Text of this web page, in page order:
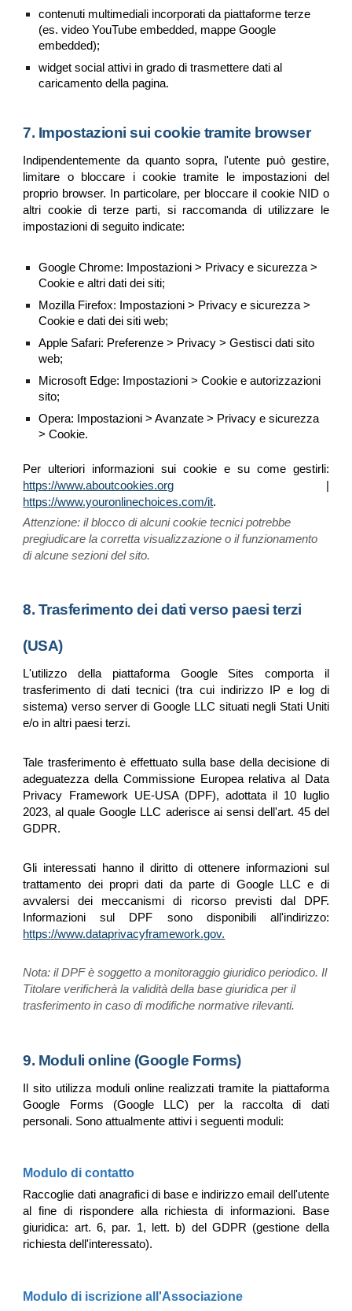
contenuti multimediali incorporati da piattaforme terze
(es. video YouTube embedded, mappe Google
embedded);
widget social attivi in grado di trasmettere dati al
caricamento della pagina.
7. Impostazioni sui cookie tramite browser
Indipendentemente da quanto sopra, l'utente può gestire,
limitare o bloccare i cookie tramite le impostazioni del
proprio browser. In particolare, per bloccare il cookie NID o
altri cookie di terze parti, si raccomanda di utilizzare le
impostazioni di seguito indicate:
Google Chrome: Impostazioni > Privacy e sicurezza >
Cookie e altri dati dei siti;
Mozilla Firefox: Impostazioni > Privacy e sicurezza >
Cookie e dati dei siti web;
Apple Safari: Preferenze > Privacy > Gestisci dati sito
web;
Microsoft Edge: Impostazioni > Cookie e autorizzazioni
sito;
Opera: Impostazioni > Avanzate > Privacy e sicurezza
> Cookie.
Per ulteriori informazioni sui cookie e su come gestirli:
https://www.aboutcookies.org
https://www.youronlinechoices.com/it.
Attenzione: il blocco di alcuni cookie tecnici potrebbe
pregiudicare la corretta visualizzazione o il funzionamento
di alcune sezioni del sito.
8. Trasferimento dei dati verso paesi terzi
(USA)
L'utilizzo della piattaforma Google Sites comporta il
trasferimento di dati tecnici (tra cui indirizzo IP e log di
sistema) verso server di Google LLC situati negli Stati Uniti
e/o in altri paesi terzi.
Tale trasferimento è effettuato sulla base della decisione di
adeguatezza della Commissione Europea relativa al Data
Privacy Framework UE-USA (DPF), adottata il 10 luglio
2023, al quale Google LLC aderisce ai sensi dell'art. 45 del
GDPR.
Gli interessati hanno il diritto di ottenere informazioni sul
trattamento dei propri dati da parte di Google LLC e di
avvalersi dei meccanismi di ricorso previsti dal DPF.
Informazioni sul DPF sono disponibili all'indirizzo:
https://www.dataprivacyframework.gov.
Nota: il DPF è soggetto a monitoraggio giuridico periodico. Il
Titolare verificherà la validità della base giuridica per il
trasferimento in caso di modifiche normative rilevanti.
9. Moduli online (Google Forms)
Il sito utilizza moduli online realizzati tramite la piattaforma
Google Forms (Google LLC) per la raccolta di dati
personali. Sono attualmente attivi i seguenti moduli:
Modulo di contatto
Raccoglie dati anagrafici di base e indirizzo email dell'utente
al fine di rispondere alla richiesta di informazioni. Base
giuridica: art. 6, par. 1, lett. b) del GDPR (gestione della
richiesta dell'interessato).
Modulo di iscrizione all'Associazione